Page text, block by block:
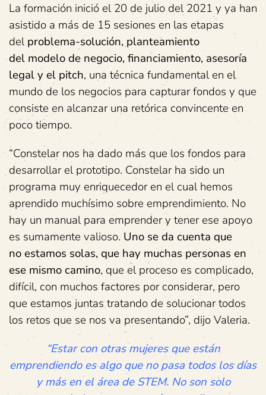
La formación inició el 20 de julio del 2021 y ya han
asistido a más de 15 sesiones en las etapas
delproblema-solución, planteamiento
delmodelo de negocio, financiamiento, asesoría
legalyel pitch, una técnica fundamental en el
mundo de los negocios para capturar fondos y que
consiste en alcanzar una retórica convincente en
poco tiempo.
“Constelar nos ha dado más que los fondos para
desarrollar el prototipo. Constelar ha sido un
programa muy enriquecedor en el cual hemos
aprendido muchísimo sobre emprendimiento. No
hay un manual para emprender y tener ese apoyo
es sumamente valioso. Uno se da cuenta que
noestamos solas, que hay muchas personas en
ese mismo camino, que el proceso es complicado,
difícil, con muchos factores por considerar, pero
que estamos juntas tratando de solucionar todos
los retos que se nos va presentando”, dijo Valeria.
“Estar con otras mujeres que están
emprendiendo es algo que no pasa todos los días
y más en el área de STEM. No son solo